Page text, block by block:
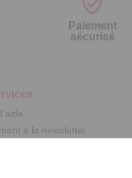
Paiement
sécurisé
à la newsletter